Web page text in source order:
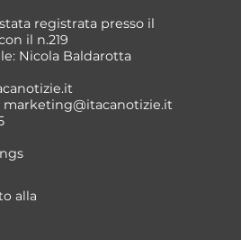
registrata presso il
il n.219
Nicola Baldarotta
marketing@itacanotizie.it
alla